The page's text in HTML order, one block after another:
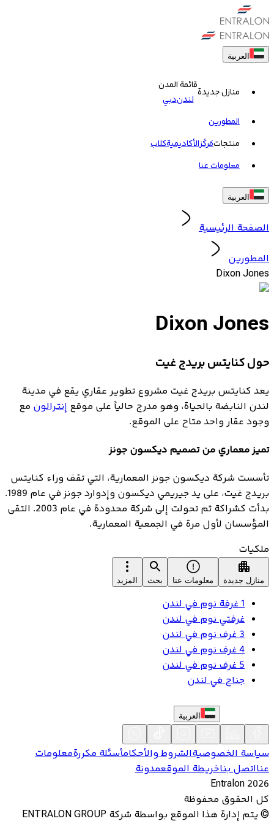
العربية
منازل جديدة
قائمة المدن
لندندبي
المطورين
منتجاتمَركَزالأكاديميةکلاب
معلومات عنا
العربية
الصفحة الرئيسية
المطورين
Dixon Jones
Dixon Jones
حول كنايتس بريدج غيت
يعد كنايتس بريدج غيت مشروع تطوير عقاري يقع في مدينة
لندن النابضة بالحياة، وهو مدرج حالياً على موقع إنترالون مع
وجود عقار واحد متاح على الموقع.
تميز معماري من تصميم ديكسون جونز
تأسست شركة ديكسون جونز المعمارية، التي تقف وراء كنايتس
بريدج غيت، على يد جيريمي ديكسون وإدوارد جونز في عام 1989.
بدأت كشراكة ثم تحولت إلى شركة محدودة في عام 2003. التقى
المؤسسان لأول مرة في الجمعية المعمارية.
ملكيات
منازل جديدة معلومات عنا بحث المزيد
1 غرفة نوم في لندن
غرفتي نوم في لندن
3 غرف نوم في لندن
4 غرف نوم في لندن
5 غرف نوم في لندن
جناح في لندن
العربية
سياسة الخصوصيةالشروط والأحكامأسئلة مكررةمعلومات
عنااتصل بناخريطة الموقعمدونة
2026
كل الحقوق محفوظة
©
يتم إدارة هذا الموقع بواسطة شركة ENTRALON GROUP